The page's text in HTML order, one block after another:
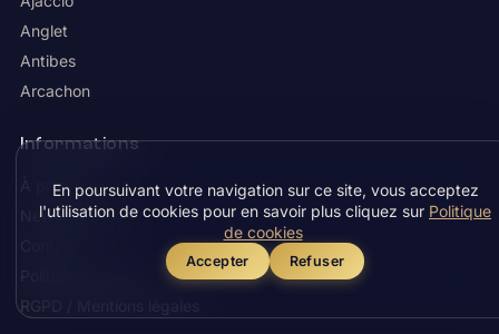
En poursuivant votre navigation sur ce site, vous acceptez
l'utilisation de cookies pour en savoir plus cliquez sur Politique
de cookies
Accepter Refuser
Anglet
Antibes
Arcachon
Informations
À propos
News Nautisme
RGPD / Mentions légales